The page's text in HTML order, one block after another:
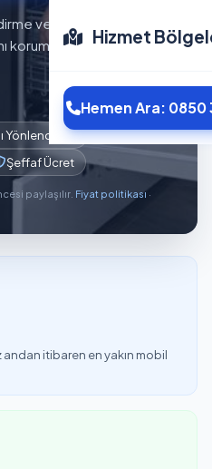
Hizmet
Hemen Ara: 0850
ve planlı servis akışıyla
korumaya yardımcı
Yönlendirme
Şeffaf Ücret
paylaşılır. Fiyat politikası ·
andan itibaren en yakın mobil